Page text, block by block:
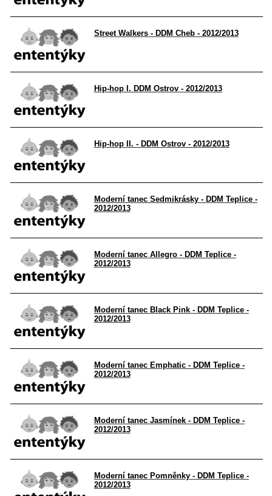
Street Walkers - DDM Cheb - 2012/2013
Hip-hop I. DDM Ostrov - 2012/2013
Hip-hop II. - DDM Ostrov - 2012/2013
Moderní tanec Sedmikrásky - DDM Teplice -
2012/2013
Moderní tanec Allegro - DDM Teplice -
2012/2013
Moderní tanec Black Pink - DDM Teplice -
2012/2013
Moderní tanec Emphatic - DDM Teplice -
2012/2013
Moderní tanec Jasmínek - DDM Teplice -
2012/2013
Moderní tanec Pomněnky - DDM Teplice -
2012/2013